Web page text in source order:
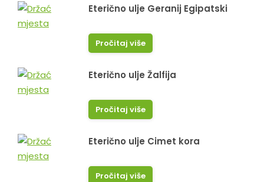
Eterično ulje Geranij Egipatski
Pročitaj više
Eterično ulje Žalfija
Pročitaj više
Eterično ulje Cimet kora
Pročitaj više